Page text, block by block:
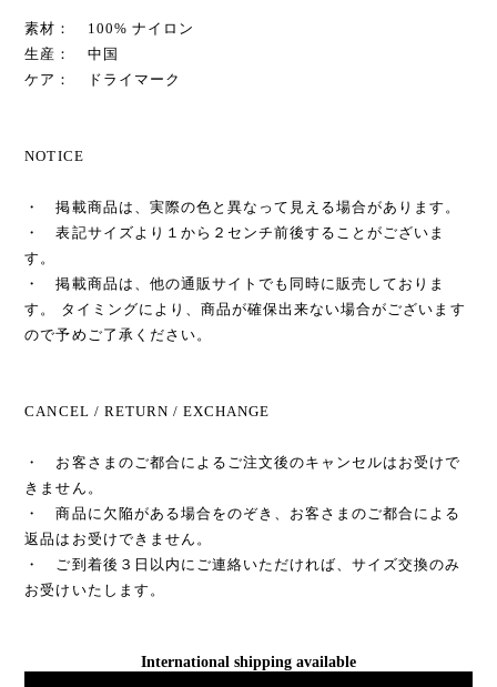
素材： 100% ナイロン
生産： 中国
ケア： ドライマーク
NOTICE
・ 掲載商品は、実際の色と異なって見える場合があります。
・ 表記サイズより１から２センチ前後することがございま
す。
・ 掲載商品は、他の通販サイトでも同時に販売しておりま
す。 タイミングにより、商品が確保出来ない場合がございます
ので予めご了承ください。
CANCEL / RETURN / EXCHANGE
・ お客さまのご都合によるご注文後のキャンセルはお受けで
きません。
・ 商品に欠陥がある場合をのぞき、お客さまのご都合による
返品はお受けできません。
・ ご到着後３日以内にご連絡いただければ、サイズ交換のみ
お受けいたします。
International shipping available